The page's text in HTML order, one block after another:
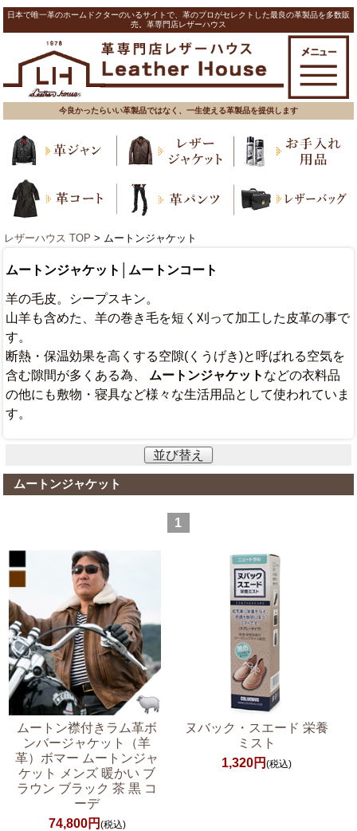
日本で唯一革のホームドクターのいるサイトで、革のプロがセレクトした最良の革製品を多数販
売。革専門店レザーハウス
今良かったらいい革製品ではなく、一生使える革製品を提供します
レザーハウス TOP > ムートンジャケット
ムートンジャケット│ムートンコート
羊の毛皮。シープスキン。
山羊も含めた、羊の巻き毛を短く刈って加工した皮革の事で
す。
断熱・保温効果を高くする空隙(くうげき)と呼ばれる空気を
含む隙間が多くある為、 ムートンジャケット などの衣料品
の他にも敷物・寝具など様々な生活用品として使われていま
す。
並び替え
ムートンジャケット
1
ムートン襟付きラム革ボ
ンバージャケット（羊
革）ボマー ムートンジャ
ケット メンズ 暖かい ブ
ラウン ブラック 茶 黒 コ
ーデ
74,800円 (税込)
ヌバック・スエード 栄養
ミスト
1,320円 (税込)